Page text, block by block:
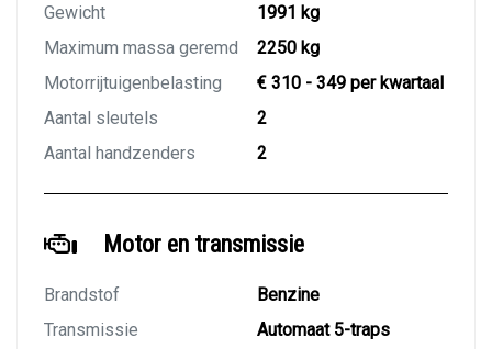
Gewicht
1991 kg
Maximum massa geremd
2250 kg
Motorrijtuigenbelasting
€ 310 - 349 per kwartaal
Aantal sleutels
2
Aantal handzenders
2
Motor en transmissie
Brandstof
Benzine
Transmissie
Automaat 5-traps